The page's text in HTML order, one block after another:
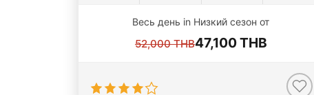
Весь день in Низкий сезон от
52,000 THB47,100 THB